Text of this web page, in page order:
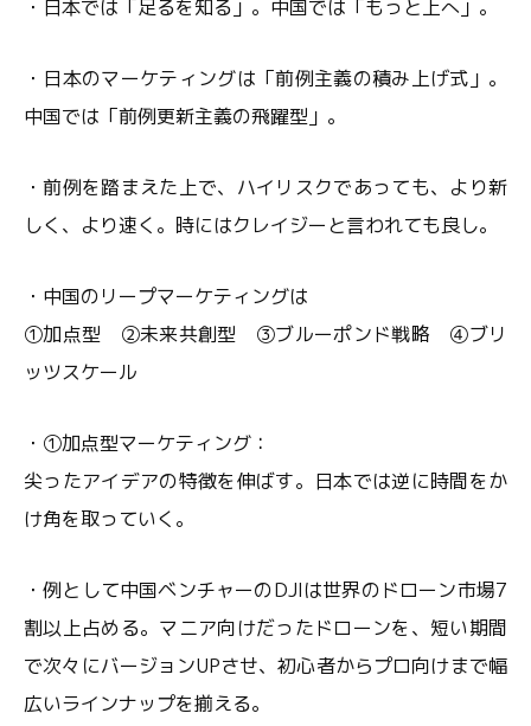
・日本では「足るを知る」。中国では「もっと上へ」。
・日本のマーケティングは「前例主義の積み上げ式」。
中国では「前例更新主義の飛躍型」。
・前例を踏まえた上で、ハイリスクであっても、より新
しく、より速く。時にはクレイジーと言われても良し。
・中国のリープマーケティングは
①加点型 ②未来共創型 ③ブルーポンド戦略 ④ブリ
ッツスケール
・①加点型マーケティング：
尖ったアイデアの特徴を伸ばす。日本では逆に時間をか
け角を取っていく。
・例として中国ベンチャーのDJIは世界のドローン市場7
割以上占める。マニア向けだったドローンを、短い期間
で次々にバージョンUPさせ、初心者からプロ向けまで幅
広いラインナップを揃える。